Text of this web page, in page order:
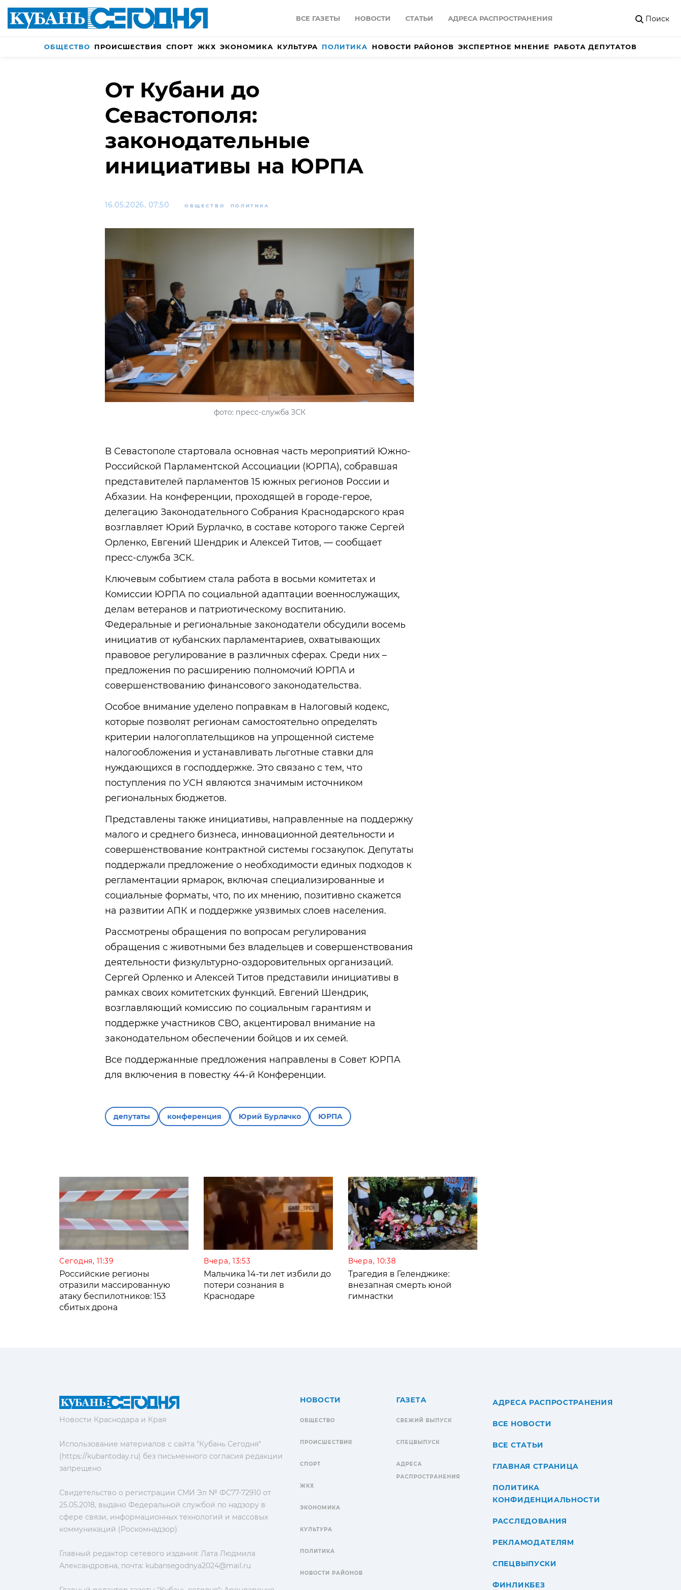
ВСЕ ГАЗЕТЫ НОВОСТИ СТАТЬИ АДРЕСА РАСПРОСТРАНЕНИЯ Поиск
ОБЩЕСТВО ПРОИСШЕСТВИЯ СПОРТ ЖКХ ЭКОНОМИКА КУЛЬТУРА ПОЛИТИКА НОВОСТИ РАЙОНОВ ЭКСПЕРТНОЕ МНЕНИЕ РАБОТА ДЕПУТАТОВ
От Кубани до
Севастополя:
законодательные
инициативы на ЮРПА
16.05.2026, 07:50 ОБЩЕСТВО ПОЛИТИКА
фото: пресс-служба ЗСК
В Севастополе стартовала основная часть мероприятий Южно-
Российской Парламентской Ассоциации (ЮРПА), собравшая
представителей парламентов 15 южных регионов России и
Абхазии. На конференции, проходящей в городе-герое,
делегацию Законодательного Собрания Краснодарского края
возглавляет Юрий Бурлачко, в составе которого также Сергей
Орленко, Евгений Шендрик и Алексей Титов, — сообщает
пресс-служба ЗСК.
Ключевым событием стала работа в восьми комитетах и
Комиссии ЮРПА по социальной адаптации военнослужащих,
делам ветеранов и патриотическому воспитанию.
Федеральные и региональные законодатели обсудили восемь
инициатив от кубанских парламентариев, охватывающих
правовое регулирование в различных сферах. Среди них –
предложения по расширению полномочий ЮРПА и
совершенствованию финансового законодательства.
Особое внимание уделено поправкам в Налоговый кодекс,
которые позволят регионам самостоятельно определять
критерии налогоплательщиков на упрощенной системе
налогообложения и устанавливать льготные ставки для
нуждающихся в господдержке. Это связано с тем, что
поступления по УСН являются значимым источником
региональных бюджетов.
Представлены также инициативы, направленные на поддержку
малого и среднего бизнеса, инновационной деятельности и
совершенствование контрактной системы госзакупок. Депутаты
поддержали предложение о необходимости единых подходов к
регламентации ярмарок, включая специализированные и
социальные форматы, что, по их мнению, позитивно скажется
на развитии АПК и поддержке уязвимых слоев населения.
Рассмотрены обращения по вопросам регулирования
обращения с животными без владельцев и совершенствования
деятельности физкультурно-оздоровительных организаций.
Сергей Орленко и Алексей Титов представили инициативы в
рамках своих комитетских функций. Евгений Шендрик,
возглавляющий комиссию по социальным гарантиям и
поддержке участников СВО, акцентировал внимание на
законодательном обеспечении бойцов и их семей.
Все поддержанные предложения направлены в Совет ЮРПА
для включения в повестку 44-й Конференции.
депутаты конференция Юрий Бурлачко ЮРПА
Сегодня, 11:39
Российские регионы
отразили массированную
атаку беспилотников: 153
сбитых дрона
Вчера, 13:53
Мальчика 14-ти лет избили до
потери сознания в
Краснодаре
Вчера, 10:38
Трагедия в Геленджике:
внезапная смерть юной
гимнастки
Новости Краснодара и Края
Использование материалов с сайта "Кубань Сегодня"
(https://kubantoday.ru) без письменного согласия редакции
запрещено
Свидетельство о регистрации СМИ Эл № ФС77-72910 от
25.05.2018, выдано Федеральной службой по надзору в
сфере связи, информационных технологий и массовых
коммуникаций (Роскомнадзор)
Главный редактор сетевого издания: Лата Людмила
Александровна, почта: kubansegodnya2024@mail.ru
НОВОСТИ
ОБЩЕСТВО
ПРОИСШЕСТВИЯ
СПОРТ
ЖКХ
ЭКОНОМИКА
КУЛЬТУРА
ПОЛИТИКА
НОВОСТИ РАЙОНОВ
ГАЗЕТА
СВЕЖИЙ ВЫПУСК
СПЕЦВЫПУСК
АДРЕСА
РАСПРОСТРАНЕНИЯ
АДРЕСА РАСПРОСТРАНЕНИЯ
ВСЕ НОВОСТИ
ВСЕ СТАТЬИ
ГЛАВНАЯ СТРАНИЦА
ПОЛИТИКА
КОНФИДЕНЦИАЛЬНОСТИ
РАССЛЕДОВАНИЯ
РЕКЛАМОДАТЕЛЯМ
СПЕЦВЫПУСКИ
ФИНЛИКБЕЗ